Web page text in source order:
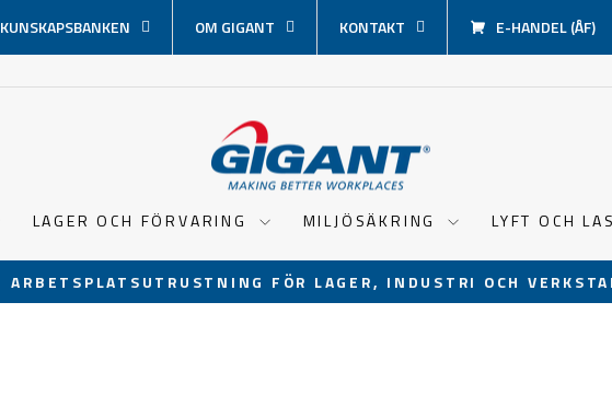
KUNSKAPSBANKEN OM GIGANT KONTAKT E-HANDEL (ÅF)
LAGER OCH FÖRVARING MILJÖSÄKRING LYFT OCH
Pausa
ARBETSPLATSUTRUSTNING FÖR LAGER, INDUSTRI OCH